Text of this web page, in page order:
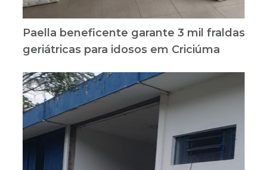
Paella beneficente garante 3 mil fraldas
geriátricas para idosos em Criciúma